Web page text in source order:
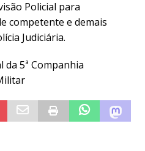
Policial para
competente e demais
Judiciária.
da 5ª Companhia